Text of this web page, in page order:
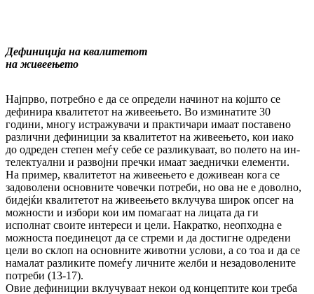
Дефиниција на квалитетот
на живеењето
Најпрво, потребно е да се определи начинот на којшто се
дефинира квалитетот на жи­вее­ње­то. Во изминатите 30
години, многу ис­тра­жувачи и практичари имаат поставено
раз­лични дефиниции за квалитетот на жи­вее­њето, кои иако
до одреден степен меѓу себе се разликуваат, во полето на ин­
те­лек­туал­ни и развојни пречки имаат заеднички еле­менти.
На пример, квалитетот на жи­вее­ње­то е доживеан кога се
задоволени ос­нов­ни­те човечки потреби, но ова не е доволно,
би­дејќи квалитетот на живеењето вклучува ши­рок опсег на
можности и избори кои им по­магаат на лицата да ги
исполнат своите ин­тереси и цели. Накратко, неопходна е
мож­носта поединецот да се стреми и да дос­тиг­не одредени
цели во склоп на основните жи­вотни услови, а со тоа и да се
намалат раз­ликите помеѓу личните желби и не­за­до­во­лените
потреби (13-17).
Овие дефиниции вклучуваат некои од кон­цеп­тите кои треба